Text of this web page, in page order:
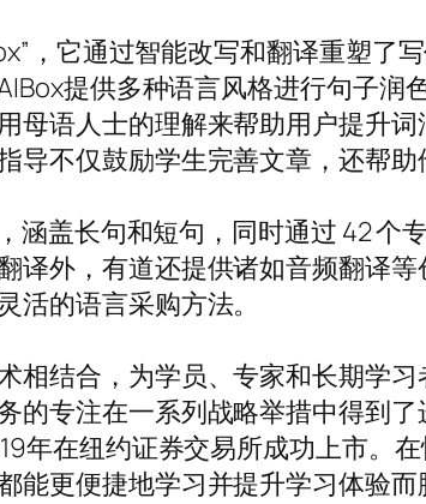
，它通过智能改写和翻译重塑了
提供多种语言风格进行句子润
母语人士的理解来帮助用户提升
导不仅鼓励学生完善文章，还帮
涵盖长句和短句，同时通过 42
外，有道还提供诸如音频翻译
的语言采购方法。
相结合，为学员、专家和长期学
的专注在一系列战略举措中得到
年在纽约证券交易所成功上市。
更便捷地学习并提升学习体验而